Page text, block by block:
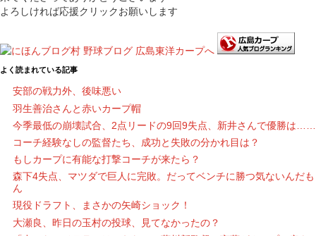
よろしければ応援クリックお願いします
よく読まれている記事
安部の戦力外、後味悪い
羽生善治さんと赤いカープ帽
今季最低の崩壊試合、2点リードの9回9失点、新井さんで優勝は……
コーチ経験なしの監督たち、成功と失敗の分かれ目は？
もしカープに有能な打撃コーチが来たら？
森下4失点、マツダで巨人に完敗。だってベンチに勝つ気ないんだも
ん
現役ドラフト、まさかの矢崎ショック！
大瀬良、昨日の玉村の投球、見てなかったの？